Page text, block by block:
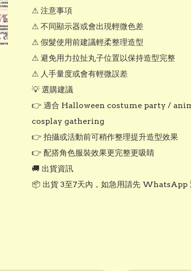
⚠ 注意事項
⚠ 不同顯示器或會出現輕微色差
⚠ 假髮使用前建議輕柔整理造型
⚠ 避免用力拉扯丸子位置以保持造型完整
⚠ 人手量度或會有輕微誤差
💡 選購建議
👉 適合 Halloween costume party /
cosplay gathering
👉 拍攝或活動前可稍作整理提升造型效果
👉 配搭角色服裝效果更完整更吸睛
🚚 出貨資訊
📦 出貨 3至7天內，如急用請先 WhatsApp